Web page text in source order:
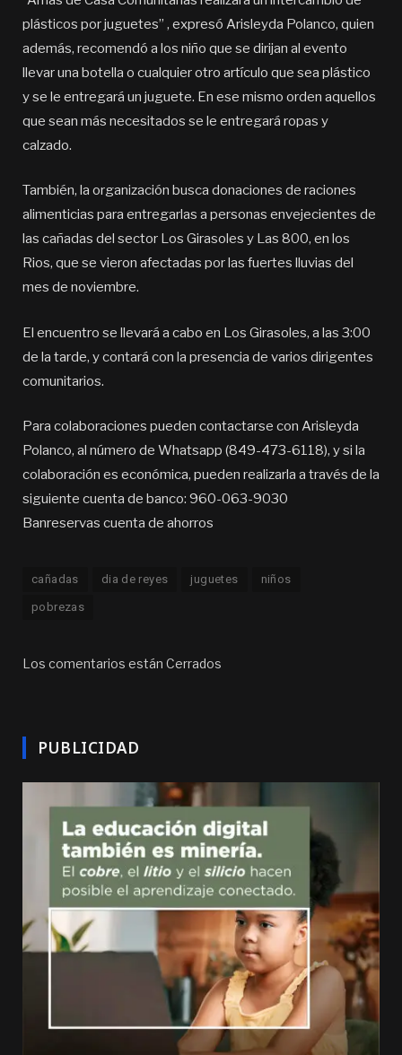
plásticos por juguetes” , expresó Arisleyda Polanco, quien
además, recomendó a los niño que se dirijan al evento
llevar una botella o cualquier otro artículo que sea plástico
y se le entregará un juguete. En ese mismo orden aquellos
que sean más necesitados se le entregará ropas y
calzado.
También, la organización busca donaciones de raciones
alimenticias para entregarlas a personas envejecientes de
las cañadas del sector Los Girasoles y Las 800, en los
Rios, que se vieron afectadas por las fuertes lluvias del
mes de noviembre.
El encuentro se llevará a cabo en Los Girasoles, a las 3:00
de la tarde, y contará con la presencia de varios dirigentes
comunitarios.
Para colaboraciones pueden contactarse con Arisleyda
Polanco, al número de Whatsapp (849-473-6118), y si la
colaboración es económica, pueden realizarla a través de la
siguiente cuenta de banco: 960-063-9030
Banreservas cuenta de ahorros
cañadas dia de reyes juguetes niños
pobrezas
Los comentarios están Cerrados
PUBLICIDAD